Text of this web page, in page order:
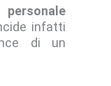
personale
infatti
di un